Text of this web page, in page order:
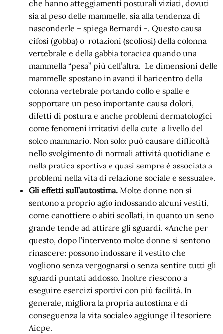
che hanno atteggiamenti posturali viziati, dovuti
sia al peso delle mammelle, sia alla tendenza di
nasconderle – spiega Bernardi -. Questo causa
cifosi (gobba) o rotazioni (scoliosi) della colonna
vertebrale e della gabbia toracica quando una
mammella “pesa” più dell’altra. Le dimensioni delle
mammelle spostano in avanti il baricentro della
colonna vertebrale portando collo e spalle e
sopportare un peso importante causa dolori,
difetti di postura e anche problemi dermatologici
come fenomeni irritativi della cute a livello del
solco mammario. Non solo: può causare difficoltà
nello svolgimento di normali attività quotidiane e
nella pratica sportiva e quasi sempre è associata a
problemi nella vita di relazione sociale e sessuale».
Gli effetti sull’autostima. Molte donne non si
sentono a proprio agio indossando alcuni vestiti,
come canottiere o abiti scollati, in quanto un seno
grande tende ad attirare gli sguardi. «Anche per
questo, dopo l’intervento molte donne si sentono
rinascere: possono indossare il vestito che
vogliono senza vergognarsi o senza sentire tutti gli
sguardi puntati addosso. Inoltre riescono a
eseguire esercizi sportivi con più facilità. In
generale, migliora la propria autostima e di
conseguenza la vita sociale» aggiunge il tesoriere
Aicpe.